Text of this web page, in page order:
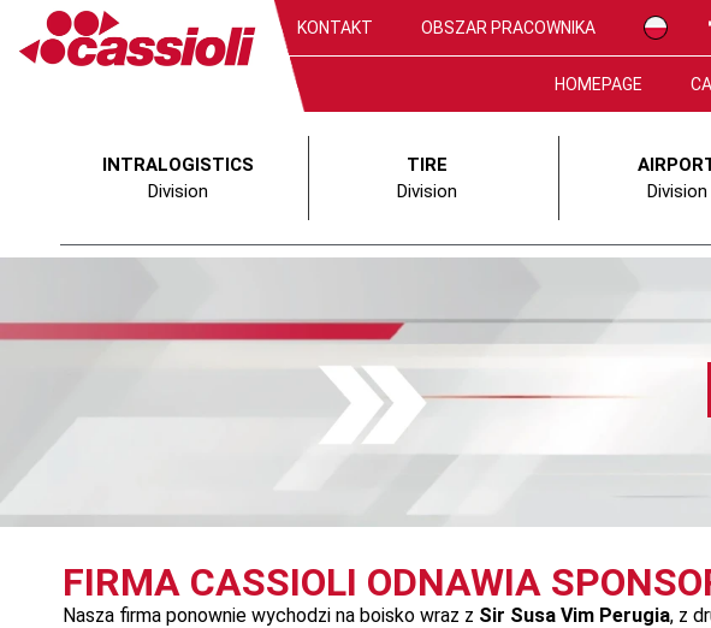
KONTAKT OBSZAR PRACOWNIKA
HOMEPAGE
INTRALOGISTICS
Division
TIRE
Division
Division
FIRMA CASSIOLI ODNAWIA
Nasza firma ponownie wychodzi na boisko wraz z Sir Susa Vim Perugia, z